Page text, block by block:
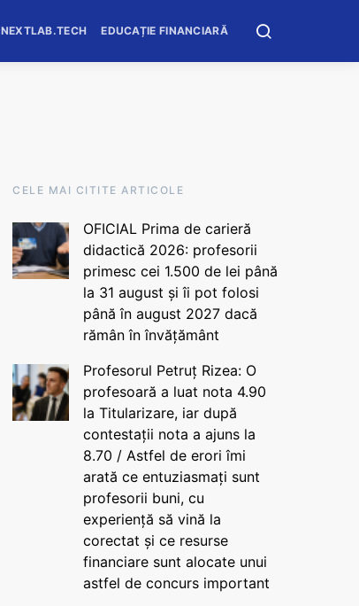
NEXTLAB.TECH EDUCAȚIE FINANCIARĂ
CELE MAI CITITE ARTICOLE
OFICIAL Prima de carieră
didactică 2026: profesorii
primesc cei 1.500 de lei până
la 31 august și îi pot folosi
până în august 2027 dacă
rămân în învățământ
Profesorul Petruț Rizea: O
profesoară a luat nota 4.90
la Titularizare, iar după
contestații nota a ajuns la
8.70 / Astfel de erori îmi
arată ce entuziasmați sunt
profesorii buni, cu
experiență să vină la
corectat și ce resurse
financiare sunt alocate unui
astfel de concurs important